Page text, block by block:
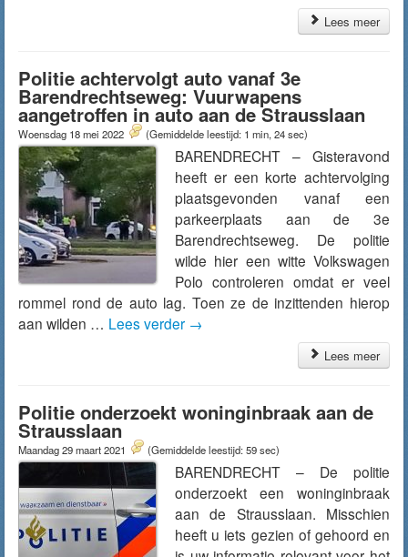
Lees meer
Politie achtervolgt auto vanaf 3e
Barendrechtseweg: Vuurwapens
aangetroffen in auto aan de Strausslaan
Woensdag 18 mei 2022 (Gemiddelde leestijd: 1 min, 24 sec)
BARENDRECHT – Gisteravond
heeft er een korte achtervolging
plaatsgevonden vanaf een
parkeerplaats aan de 3e
Barendrechtseweg. De politie
wilde hier een witte Volkswagen
Polo controleren omdat er veel
rommel rond de auto lag. Toen ze de inzittenden hierop
aan wilden … Lees verder →
Lees meer
Politie onderzoekt woninginbraak aan de
Strausslaan
Maandag 29 maart 2021 (Gemiddelde leestijd: 59 sec)
BARENDRECHT – De politie
onderzoekt een woninginbraak
aan de Strausslaan. Misschien
heeft u iets gezien of gehoord en